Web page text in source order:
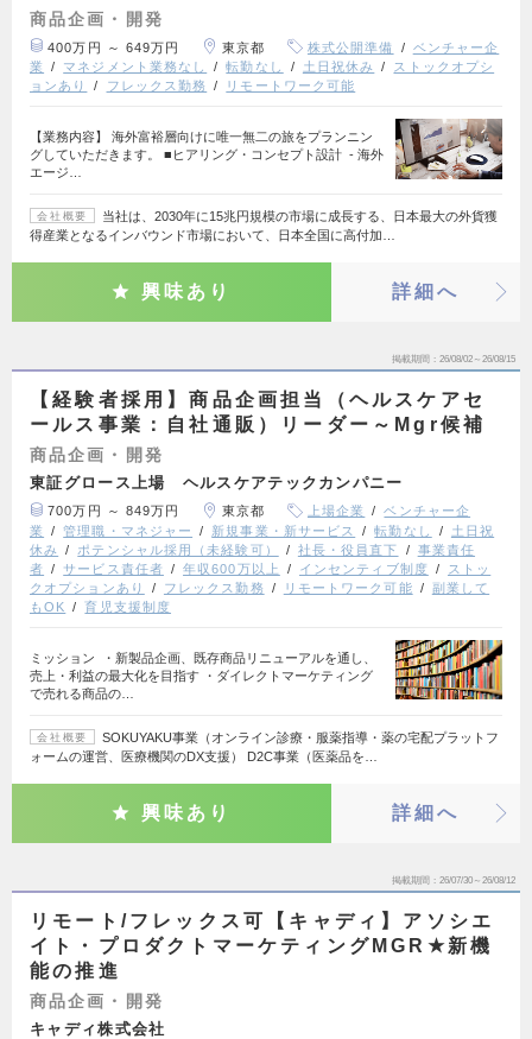
商品企画・開発
400万円 ～ 649万円 東京都 株式公開準備
ベンチャー企
業
マネジメント業務なし 転勤なし 土日祝休み
ストックオプシ
ョンあり
フレックス勤務 リモートワーク可能
【業務内容】 海外富裕層向けに唯一無二の旅をプランニン
グしていただきます。 ■ヒアリング・コンセプト設計 - 海外
エージ…
会社概要
当社は、2030年に15兆円規模の市場に成長する、日本最大の外貨獲
得産業となるインバウンド市場において、日本全国に高付加…
興味あり 詳細へ
掲載期間 26/08/02～26/08/15
【経験者採用】商品企画担当（ヘルスケアセ
ールス事業：自社通販）リーダー～Mgr候補
商品企画・開発
東証グロース上場 ヘルスケアテックカンパニー
700万円 ～ 849万円 東京都 上場企業
ベンチャー企
業
管理職・マネジャー 新規事業・新サービス 転勤なし
土日祝
休み
ポテンシャル採用（未経験可） 社長・役員直下
事業責任
者
サービス責任者 年収600万以上 インセンティブ制度
ストッ
クオプションあり
フレックス勤務 リモートワーク可能
副業して
もOK
育児支援制度
ミッション ・新製品企画、既存商品リニューアルを通し、
売上・利益の最大化を目指す ・ダイレクトマーケティング
で売れる商品の…
会社概要
SOKUYAKU事業（オンライン診療・服薬指導・薬の宅配プラットフ
ォームの運営、医療機関のDX支援） D2C事業（医薬品を…
興味あり 詳細へ
掲載期間 26/07/30～26/08/12
リモート/フレックス可【キャディ】アソシエ
イト・プロダクトマーケティングMGR★新機
能の推進
商品企画・開発
キャディ株式会社